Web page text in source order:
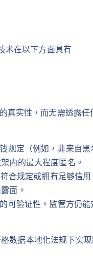
术在以下方面具有
真实性，而无需透露任
规定（例如，非来自
内的最大程度匿名。
合规定或拥有足够信
面。
可验证性。监管方仍能
数据本地化法规下实